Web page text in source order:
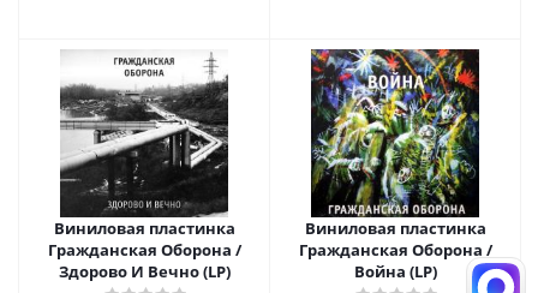
Виниловая пластинка
Гражданская Оборона /
Здорово И Вечно (LP)
Виниловая пластинка
Гражданская Оборона /
Война (LP)